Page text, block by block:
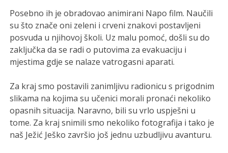
Posebno ih je obradovao animirani Napo film. Naučili
su što znače oni zeleni i crveni znakovi postavljeni
posvuda u njihovoj školi. Uz malu pomoć, došli su do
zaključka da se radi o putovima za evakuaciju i
mjestima gdje se nalaze vatrogasni aparati.
Za kraj smo postavili zanimljivu radionicu s prigodnim
slikama na kojima su učenici morali pronaći nekoliko
opasnih situacija. Naravno, bili su vrlo uspješni u
tome. Za kraj snimili smo nekoliko fotografija i tako je
naš Ježić Ješko završio još jednu uzbudljivu avanturu.